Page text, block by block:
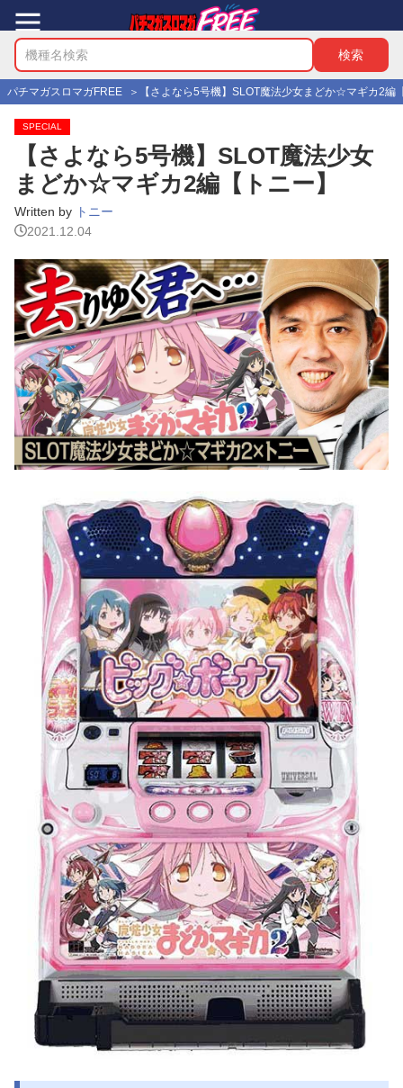
パチマガスロマガFREE 【さよなら5号機】SLOT魔法少女まどか☆マギカ2編
SPECIAL
【さよなら5号機】SLOT魔法少女
まどか☆マギカ2編【トニー】
Written by トニー
2021.12.04